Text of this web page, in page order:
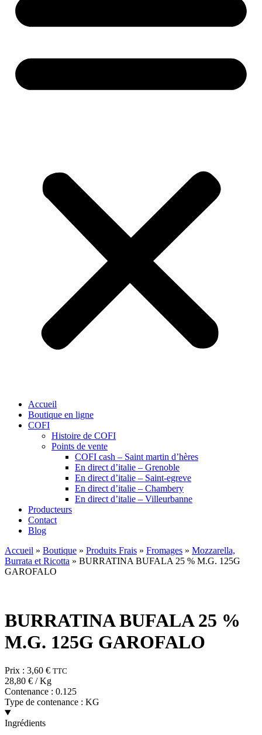
Accueil
Boutique en ligne
COFI
Histoire de COFI
Points de vente
COFI cash – Saint martin d’hères
En direct d’italie – Grenoble
En direct d’italie – Saint-egreve
En direct d’italie – Chambery
En direct d’italie – Villeurbanne
Producteurs
Contact
Blog
Accueil » Boutique » Produits Frais » Fromages » Mozzarella,
Burrata et Ricotta » BURRATINA BUFALA 25 % M.G. 125G
GAROFALO
BURRATINA BUFALA 25 %
M.G. 125G GAROFALO
Prix : 3,60 € TTC
28,80 € / Kg
Contenance : 0.125
Type de contenance : KG
Ingrédients